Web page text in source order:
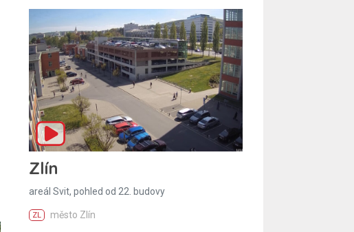
Zlín
areál Svit, pohled od 22. budovy
ZL město Zlín